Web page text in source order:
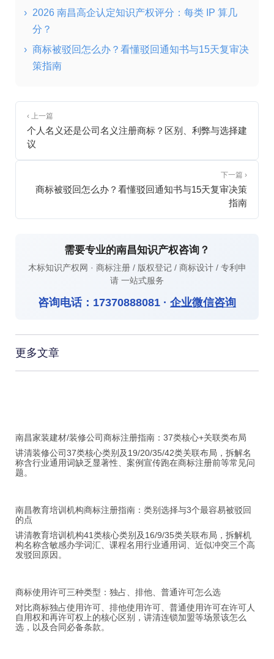
› 2026 南昌高企认定知识产权评分：每类 IP 算几
分？
› 商标被驳回怎么办？看懂驳回通知书与15天复审决
策指南
‹ 上一篇
个人名义还是公司名义注册商标？区别、利弊与选择建
议
下一篇 ›
商标被驳回怎么办？看懂驳回通知书与15天复审决策
指南
需要专业的南昌知识产权咨询？
木标知识产权网 · 商标注册 / 版权登记 / 商标设计 / 专利申
请 一站式服务
咨询电话： 17370888081 · 企业微信咨询
更多文章
南昌家装建材/装修公司商标注册指南：37类核心+关联类布局
讲清装修公司37类核心类别及19/20/35/42类关联布局，拆解名
称含行业通用词缺乏显著性、案例宣传跑在商标注册前等常见问
题。
南昌教育培训机构商标注册指南：类别选择与3个最容易被驳回
的点
讲清教育培训机构41类核心类别及16/9/35类关联布局，拆解机
构名称含敏感办学词汇、课程名用行业通用词、近似冲突三个高
发驳回原因。
商标使用许可三种类型：独占、排他、普通许可怎么选
对比商标独占使用许可、排他使用许可、普通使用许可在许可人
自用权和再许可权上的核心区别，讲清连锁加盟等场景该怎么
选，以及合同必备条款。